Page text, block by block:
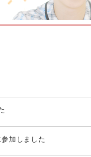
加しました